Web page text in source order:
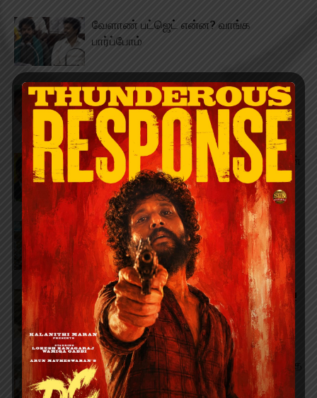
வேளாண் பட்ஜெட் என்ன? வாங்க
பார்ப்போம்
முன்னாள் அமைச்சர் பொன்முடிக்கு
பிடிவாரன்ட்!
கர்நாடகம் போக வேண்டாம்! மு.க ஸ்டாலின்
வேண்டுகோள்!!
தொடர் அமளி! சபாநாயகர் ஒத்திவைப்பு!!
நண்பன் என்பதற்காக பதவியா? விளக்கம்!
கொட்டாமல் அரிசி போட்ட முதல்வர்! வியந்த
விற்பனையாளர்!!